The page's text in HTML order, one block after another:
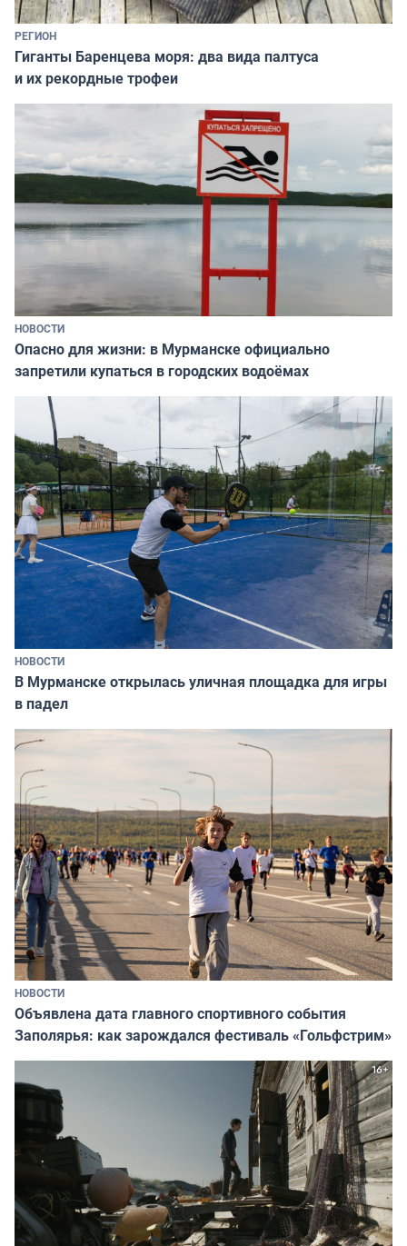
РЕГИОН
Гиганты Баренцева моря: два вида палтуса
и их рекордные трофеи
НОВОСТИ
Опасно для жизни: в Мурманске официально
запретили купаться в городских водоёмах
НОВОСТИ
В Мурманске открылась уличная площадка для игры
в падел
НОВОСТИ
Объявлена дата главного спортивного события
Заполярья: как зарождался фестиваль «Гольфстрим»